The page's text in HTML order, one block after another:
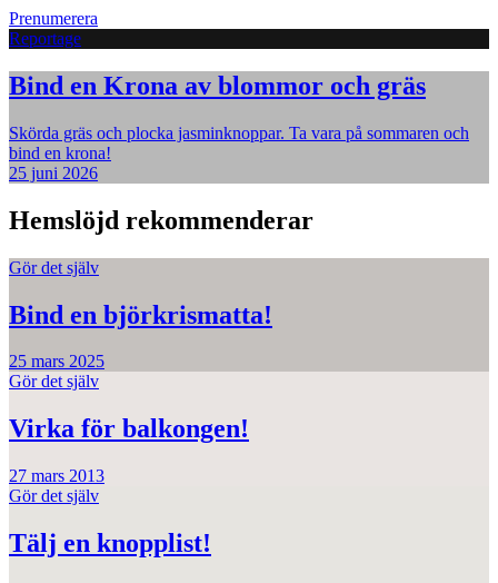
Prenumerera
Reportage
Bind en Krona av blommor och gräs
Skörda gräs och plocka jasminknoppar. Ta vara på sommaren och
bind en krona!
25 juni 2026
Hemslöjd rekommenderar
Gör det själv
Bind en björkrismatta!
25 mars 2025
Gör det själv
Virka för balkongen!
27 mars 2013
Gör det själv
Tälj en knopplist!